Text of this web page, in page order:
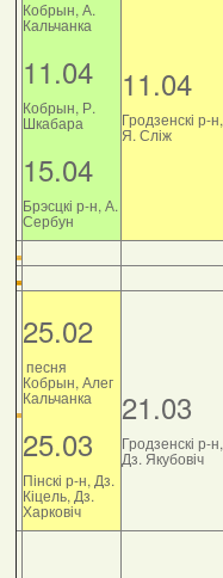
Кобрын, А.
Кальчанка
11.04
Кобрын, Р.
Шкабара
15.04
Брэсцкі р-н, А.
Сербун
11.04
Гродзенскі р-н,
Я. Сліж
25.02
песня
Кобрын, Алег
Кальчанка
25.03
Пінскі р-н, Дз.
Кіцель, Дз.
Харковіч
21.03
Гродзенскі р-н,
Дз. Якубовіч